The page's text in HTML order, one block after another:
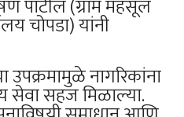
पाटील (ग्राम महसूल
चोपडा) यांनी
उपक्रमामुळे नागरिकांना
सेवा सहज मिळाल्या.